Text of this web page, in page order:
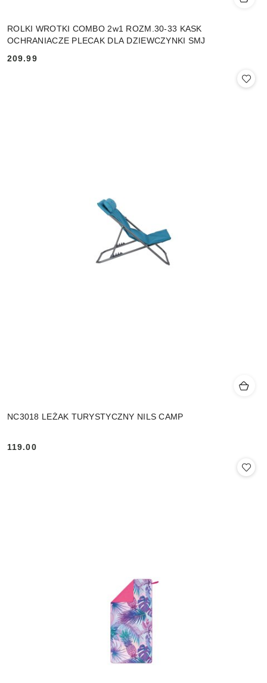
ROLKI WROTKI COMBO 2w1 ROZM.30-33 KASK
OCHRANIACZE PLECAK DLA DZIEWCZYNKI SMJ
Cena:
209.99
NC3018 LEŻAK TURYSTYCZNY NILS CAMP
Cena:
119.00